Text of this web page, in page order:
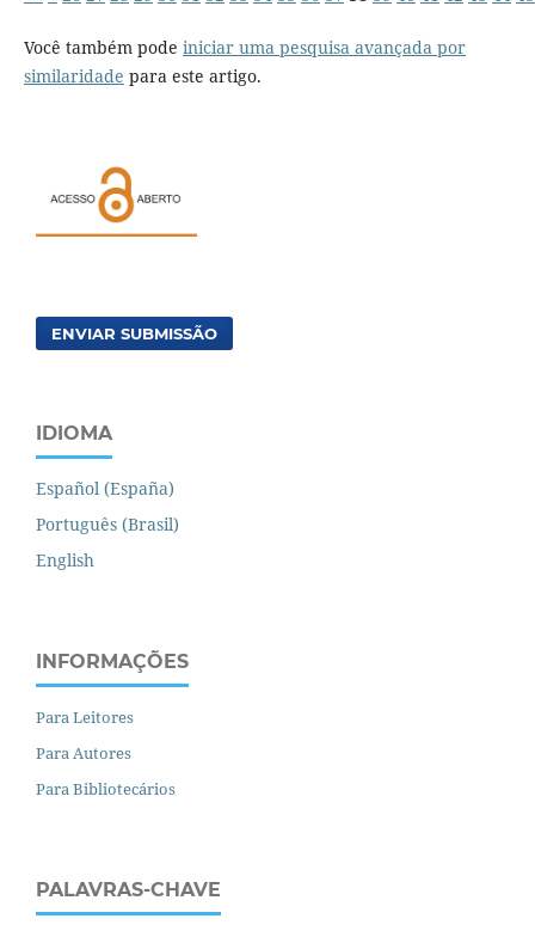
Você também pode iniciar uma pesquisa avançada por
similaridade para este artigo.
ENVIAR SUBMISSÃO
IDIOMA
Español (España)
Português (Brasil)
English
INFORMAÇÕES
Para Leitores
Para Autores
Para Bibliotecários
PALAVRAS-CHAVE